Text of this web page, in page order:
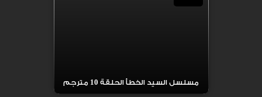
مسلسل السيد الخطأ الحلقة 10 مترجم